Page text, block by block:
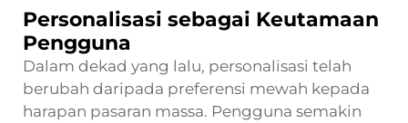
Personalisasi sebagai Keutamaan
Pengguna
Dalam dekad yang lalu, personalisasi telah
berubah daripada preferensi mewah kepada
harapan pasaran massa. Pengguna semakin